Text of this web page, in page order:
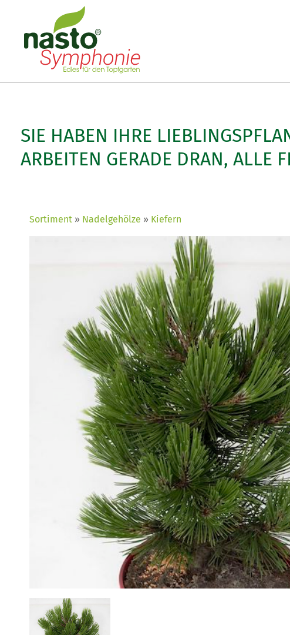
SIE HABEN IHRE
ARBEITEN GERADE DRAN, ALLE
Sortiment Nadelgehölze Kiefern